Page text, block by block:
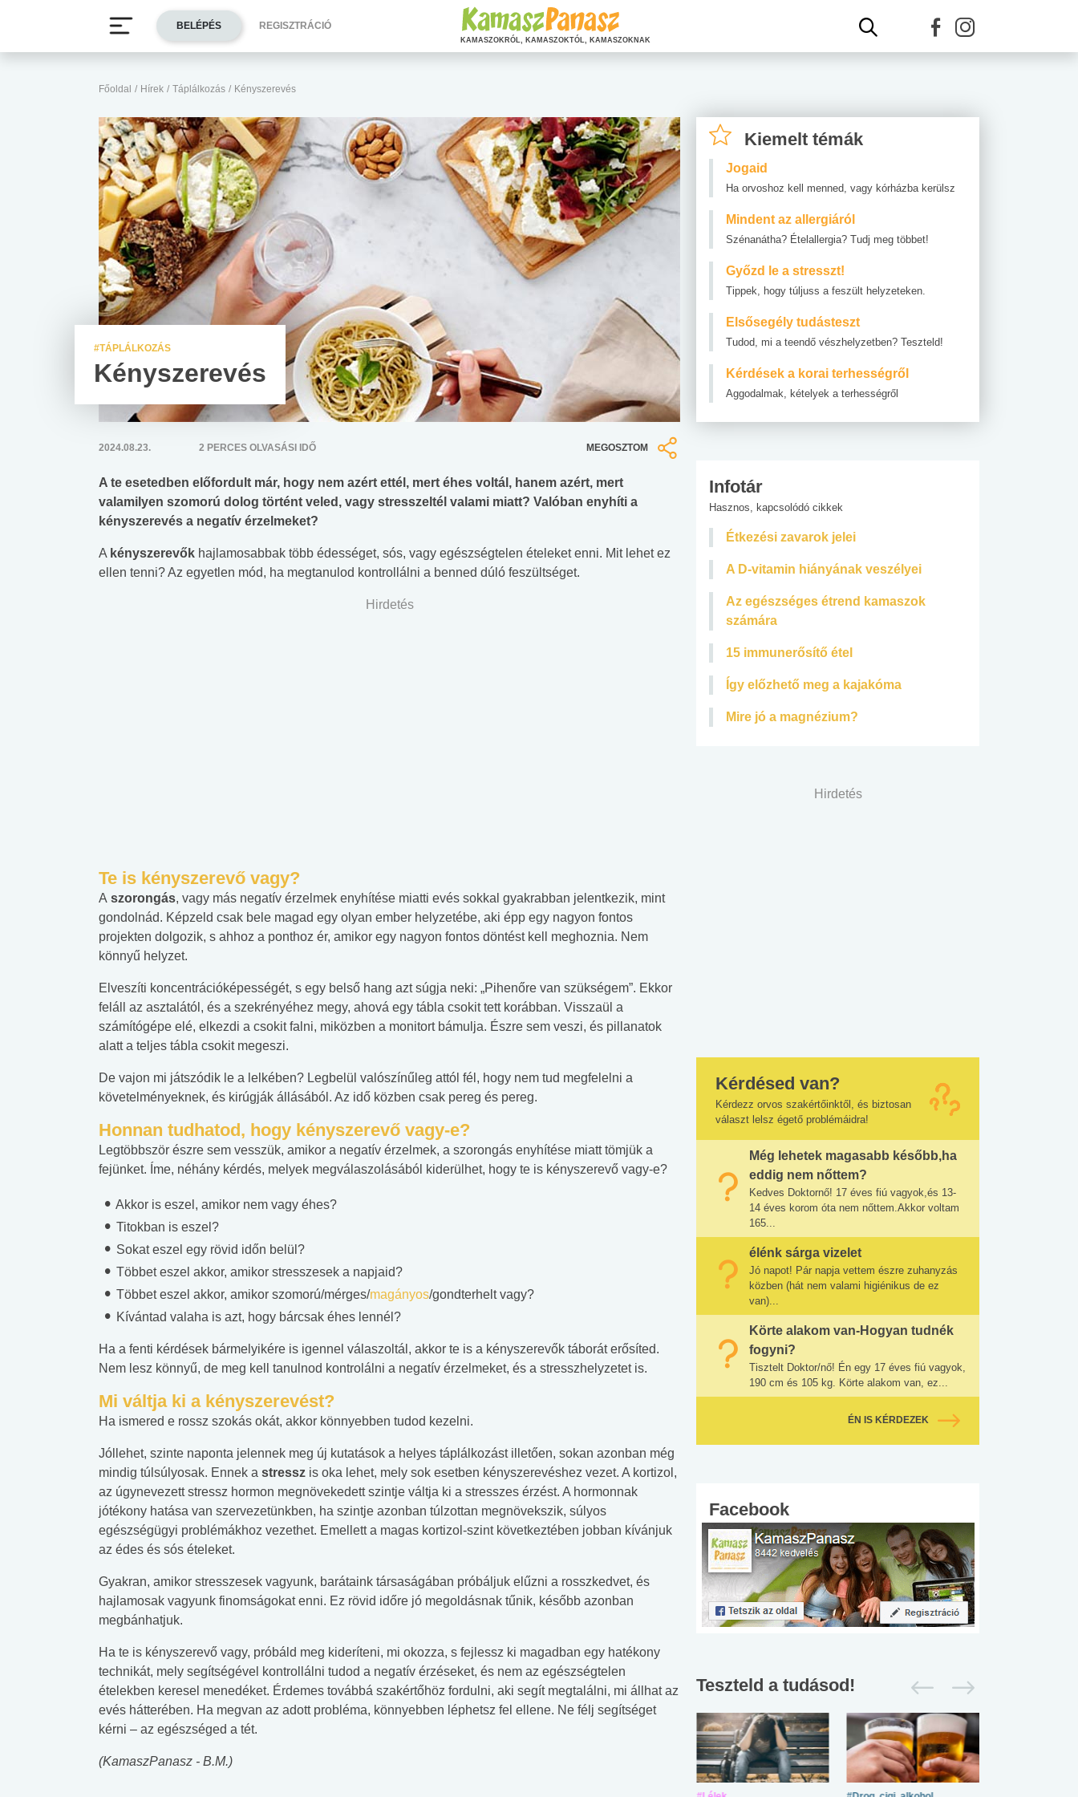
Főoldal / Hírek / Táplálkozás / Kényszerevés
#TÁPLÁLKOZÁS
Kényszerevés
2024.08.23. 2 PERCES OLVASÁSI IDŐ MEGOSZTOM
A te esetedben előfordult már, hogy nem azért ettél, mert éhes voltál, hanem azért, mert
valamilyen szomorú dolog történt veled, vagy stresszeltél valami miatt? Valóban enyhíti a
kényszerevés a negatív érzelmeket?
A kényszerevők hajlamosabbak több édességet, sós, vagy egészségtelen ételeket enni. Mit lehet ez
ellen tenni? Az egyetlen mód, ha megtanulod kontrollálni a benned dúló feszültséget.
Hirdetés
Te is kényszerevő vagy?
A szorongás, vagy más negatív érzelmek enyhítése miatti evés sokkal gyakrabban jelentkezik, mint
gondolnád. Képzeld csak bele magad egy olyan ember helyzetébe, aki épp egy nagyon fontos
projekten dolgozik, s ahhoz a ponthoz ér, amikor egy nagyon fontos döntést kell meghoznia. Nem
könnyű helyzet.
Elveszíti koncentrációképességét, s egy belső hang azt súgja neki: „Pihenőre van szükségem”. Ekkor
feláll az asztalától, és a szekrényéhez megy, ahová egy tábla csokit tett korábban. Visszaül a
számítógépe elé, elkezdi a csokit falni, miközben a monitort bámulja. Észre sem veszi, és pillanatok
alatt a teljes tábla csokit megeszi.
De vajon mi játszódik le a lelkében? Legbelül valószínűleg attól fél, hogy nem tud megfelelni a
követelményeknek, és kirúgják állásából. Az idő közben csak pereg és pereg.
Honnan tudhatod, hogy kényszerevő vagy-e?
Legtöbbször észre sem vesszük, amikor a negatív érzelmek, a szorongás enyhítése miatt tömjük a
fejünket. Íme, néhány kérdés, melyek megválaszolásából kiderülhet, hogy te is kényszerevő vagy-e?
Akkor is eszel, amikor nem vagy éhes?
Titokban is eszel?
Sokat eszel egy rövid időn belül?
Többet eszel akkor, amikor stresszesek a napjaid?
Többet eszel akkor, amikor szomorú/mérges/magányos/gondterhelt vagy?
Kívántad valaha is azt, hogy bárcsak éhes lennél?
Ha a fenti kérdések bármelyikére is igennel válaszoltál, akkor te is a kényszerevők táborát erősíted.
Nem lesz könnyű, de meg kell tanulnod kontrolálni a negatív érzelmeket, és a stresszhelyzetet is.
Mi váltja ki a kényszerevést?
Ha ismered e rossz szokás okát, akkor könnyebben tudod kezelni.
Jóllehet, szinte naponta jelennek meg új kutatások a helyes táplálkozást illetően, sokan azonban még
mindig túlsúlyosak. Ennek a stressz is oka lehet, mely sok esetben kényszerevéshez vezet. A kortizol,
az úgynevezett stressz hormon megnövekedett szintje váltja ki a stresszes érzést. A hormonnak
jótékony hatása van szervezetünkben, ha szintje azonban túlzottan megnövekszik, súlyos
egészségügyi problémákhoz vezethet. Emellett a magas kortizol-szint következtében jobban kívánjuk
az édes és sós ételeket.
Gyakran, amikor stresszesek vagyunk, barátaink társaságában próbáljuk elűzni a rosszkedvet, és
hajlamosak vagyunk finomságokat enni. Ez rövid időre jó megoldásnak tűnik, később azonban
megbánhatjuk.
Ha te is kényszerevő vagy, próbáld meg kideríteni, mi okozza, s fejlessz ki magadban egy hatékony
technikát, mely segítségével kontrollálni tudod a negatív érzéseket, és nem az egészségtelen
ételekben keresel menedéket. Érdemes továbbá szakértőhöz fordulni, aki segít megtalálni, mi állhat az
evés hátterében. Ha megvan az adott probléma, könnyebben léphetsz fel ellene. Ne félj segítséget
kérni – az egészséged a tét.
(KamaszPanasz - B.M.)
Kiemelt témák
Jogaid
Ha orvoshoz kell menned, vagy kórházba kerülsz
Mindent az allergiáról
Szénanátha? Ételallergia? Tudj meg többet!
Győzd le a stresszt!
Tippek, hogy túljuss a feszült helyzeteken.
Elsősegély tudásteszt
Tudod, mi a teendő vészhelyzetben? Teszteld!
Kérdések a korai terhességről
Aggodalmak, kételyek a terhességről
Infotár
Hasznos, kapcsolódó cikkek
Étkezési zavarok jelei
A D-vitamin hiányának veszélyei
Az egészséges étrend kamaszok
számára
15 immunerősítő étel
Így előzhető meg a kajakóma
Mire jó a magnézium?
Hirdetés
Kérdésed van?
Kérdezz orvos szakértőinktől, és biztosan
választ lelsz égető problémáidra!
Még lehetek magasabb később,ha
eddig nem nőttem?
Kedves Doktornő! 17 éves fiú vagyok,és 13-
14 éves korom óta nem nőttem.Akkor voltam
165...
élénk sárga vizelet
Jó napot! Pár napja vettem észre zuhanyzás
közben (hát nem valami higiénikus de ez
van)...
Körte alakom van-Hogyan tudnék
fogyni?
Tisztelt Doktor/nő! Én egy 17 éves fiú vagyok,
190 cm és 105 kg. Körte alakom van, ez...
ÉN IS KÉRDEZEK
Facebook
Teszteld a tudásod!
BELÉPÉS REGISZTRÁCIÓ
KAMASZOKRÓL, KAMASZOKTÓL, KAMASZOKNAK